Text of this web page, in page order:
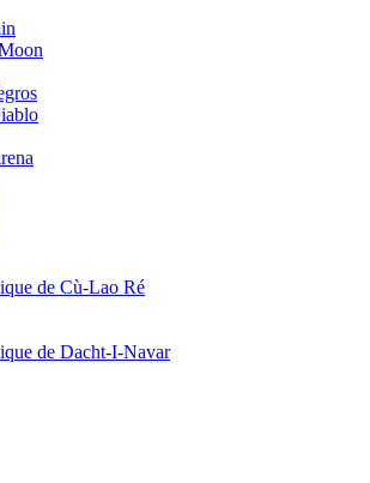
de Cù-Lao Ré
de Dacht-I-Navar